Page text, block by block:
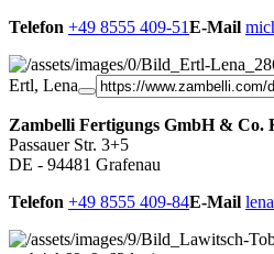
Telefon +49 8555 409-51E-Mail
Ertl, Lena
Zambelli Fertigungs GmbH & Co.
Passauer Str. 3+5
DE - 94481 Grafenau
Telefon +49 8555 409-84E-Mail